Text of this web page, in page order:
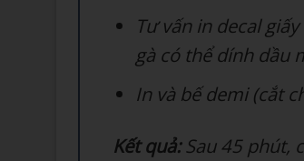
Tư vấn in decal
gà có thể dính dầu
In và bế demi (cắt
Kết quả:Sau 45 phút,